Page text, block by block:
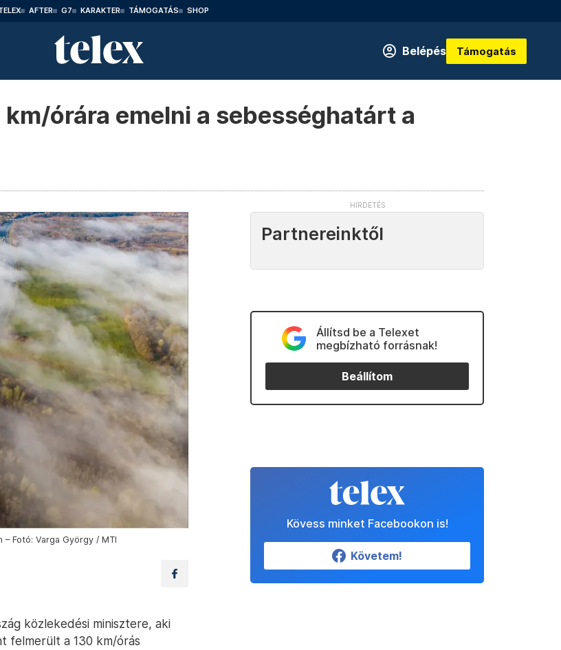
AFTER G7 KARAKTER TÁMOGATÁS SHOP
Belépés Támogatás
órára emelni a sebességhatárt a
Fotó: Varga György / MTI
közlekedési minisztere, aki
felmerült a 130 km/órás
Partnereinktől
Állítsd be a Telexet
megbízható forrásnak!
Beállítom
Kövess minket Facebookon is!
Követem!